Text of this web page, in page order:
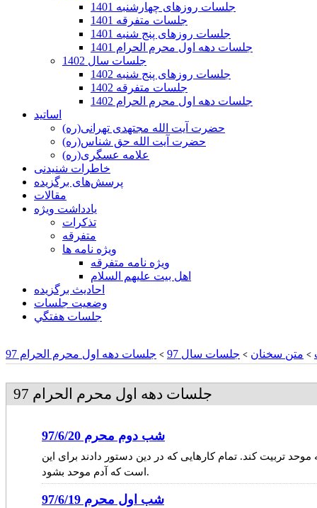
جلسات روزهای چهارشنبه 1401
جلسات متفرقه 1401
جلسات روزهای پنج شنبه 1401
جلسات دهه اول محرم الحرام 1401
جلسات سال 1402
جلسات روزهای پنج شنبه 1402
جلسات متفرقه 1402
جلسات دهه اول محرم الحرام 1402
اساتید
حضرت آیت الله مجتهدی تهرانی(ره)
حضرت آیت الله حق شناس(ره)
علامه عسگری(ره)
خاطرات شنیدنی
پرسش‌های برگزیده
مقالات
یادداشت ویژه
تذكرات
متفرقه
ويژه نامه ها
ويژه نامه متفرقه
اهل بيت عليهم السلام
احادیث برگزیده
وضعیت جلسات
جلسات هفتگي
> متن سخنان > جلسات سال 97 > جلسات دهه اول محرم الحرام 97
جلسات دهه اول محرم الحرام 97
شب دوم محرم 97/6/20
تربیت کند. تمام کارهایی که در دین دستور دادند برای این
است که آدم موحد بشود.
شب اول محرم 97/6/19